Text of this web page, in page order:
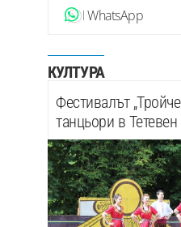
WhatsApp
КУЛТУРА
Фестивалът
танцьори в Тетевен